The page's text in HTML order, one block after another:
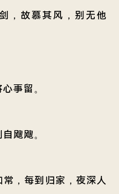
，故慕其风，别无他
事留。
飕飕。
，每到归家，夜深人